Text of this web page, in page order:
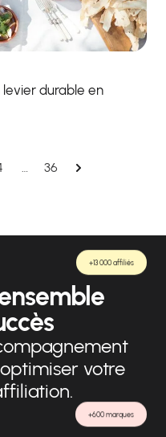
durable en
36
+600 marques
+13 000 affiliés
votre